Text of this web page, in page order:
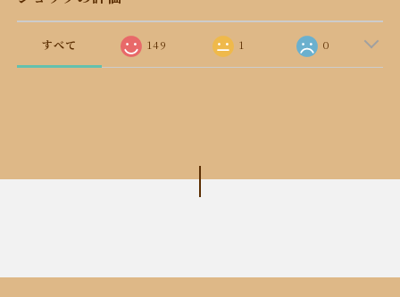
すべて 149 1 0